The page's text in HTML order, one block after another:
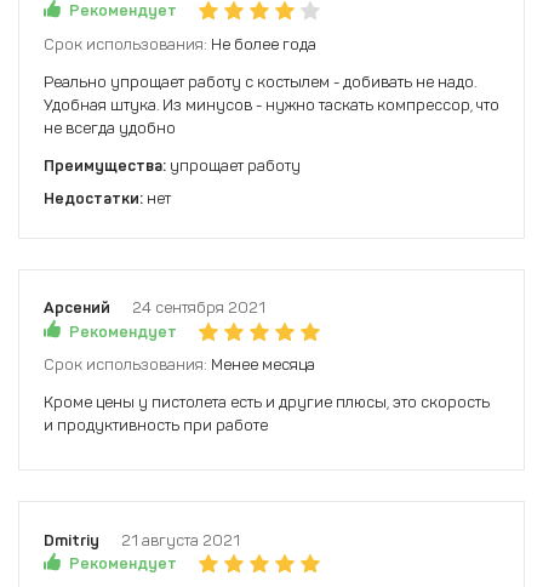
Рекомендует
Срок использования: Не более года
Реально упрощает работу с костылем - добивать не надо.
Удобная штука. Из минусов - нужно таскать компрессор, что
не всегда удобно
Преимущества: упрощает работу
Недостатки: нет
Арсений
24 сентября 2021
Рекомендует
Срок использования: Менее месяца
Кроме цены у пистолета есть и другие плюсы, это скорость
и продуктивность при работе
Dmitriy
21 августа 2021
Рекомендует